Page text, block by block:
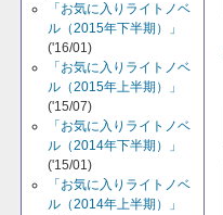
「お気に入りライトノベ
ル（2015年下半期）」
('16/01)
「お気に入りライトノベ
ル（2015年上半期）」
('15/07)
「お気に入りライトノベ
ル（2014年下半期）」
('15/01)
「お気に入りライトノベ
ル（2014年上半期）」